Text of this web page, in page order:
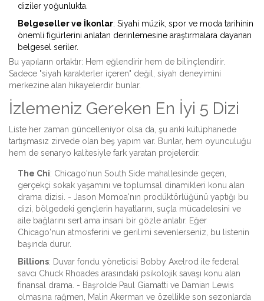
diziler yoğunlukta.
Belgeseller ve İkonlar: Siyahi müzik, spor ve moda tarihinin
önemli figürlerini anlatan derinlemesine araştırmalara dayanan
belgesel seriler.
Bu yapıların ortaktır: Hem eğlendirir hem de bilinçlendirir.
Sadece "siyah karakterler içeren" değil, siyah deneyimini
merkezine alan hikayelerdir bunlar.
İzlemeniz Gereken En İyi 5 Dizi
Liste her zaman güncelleniyor olsa da, şu anki kütüphanede
tartışmasız zirvede olan beş yapım var. Bunlar, hem oyunculuğu
hem de senaryo kalitesiyle fark yaratan projelerdir.
The Chi: Chicago'nun South Side mahallesinde geçen,
gerçekçi sokak yaşamını ve toplumsal dinamikleri konu alan
drama dizisi. - Jason Momoa'nın prodüktörlüğünü yaptığı bu
dizi, bölgedeki gençlerin hayatlarını, suçla mücadelesini ve
aile bağlarını sert ama insani bir gözle anlatır. Eğer
Chicago'nun atmosferini ve gerilimi sevenlerseniz, bu listenin
başında durur.
Billions: Duvar fondu yöneticisi Bobby Axelrod ile federal
savcı Chuck Rhoades arasındaki psikolojik savaşı konu alan
finansal drama. - Başrolde Paul Giamatti ve Damian Lewis
olmasına rağmen, Malin Akerman ve özellikle son sezonlarda